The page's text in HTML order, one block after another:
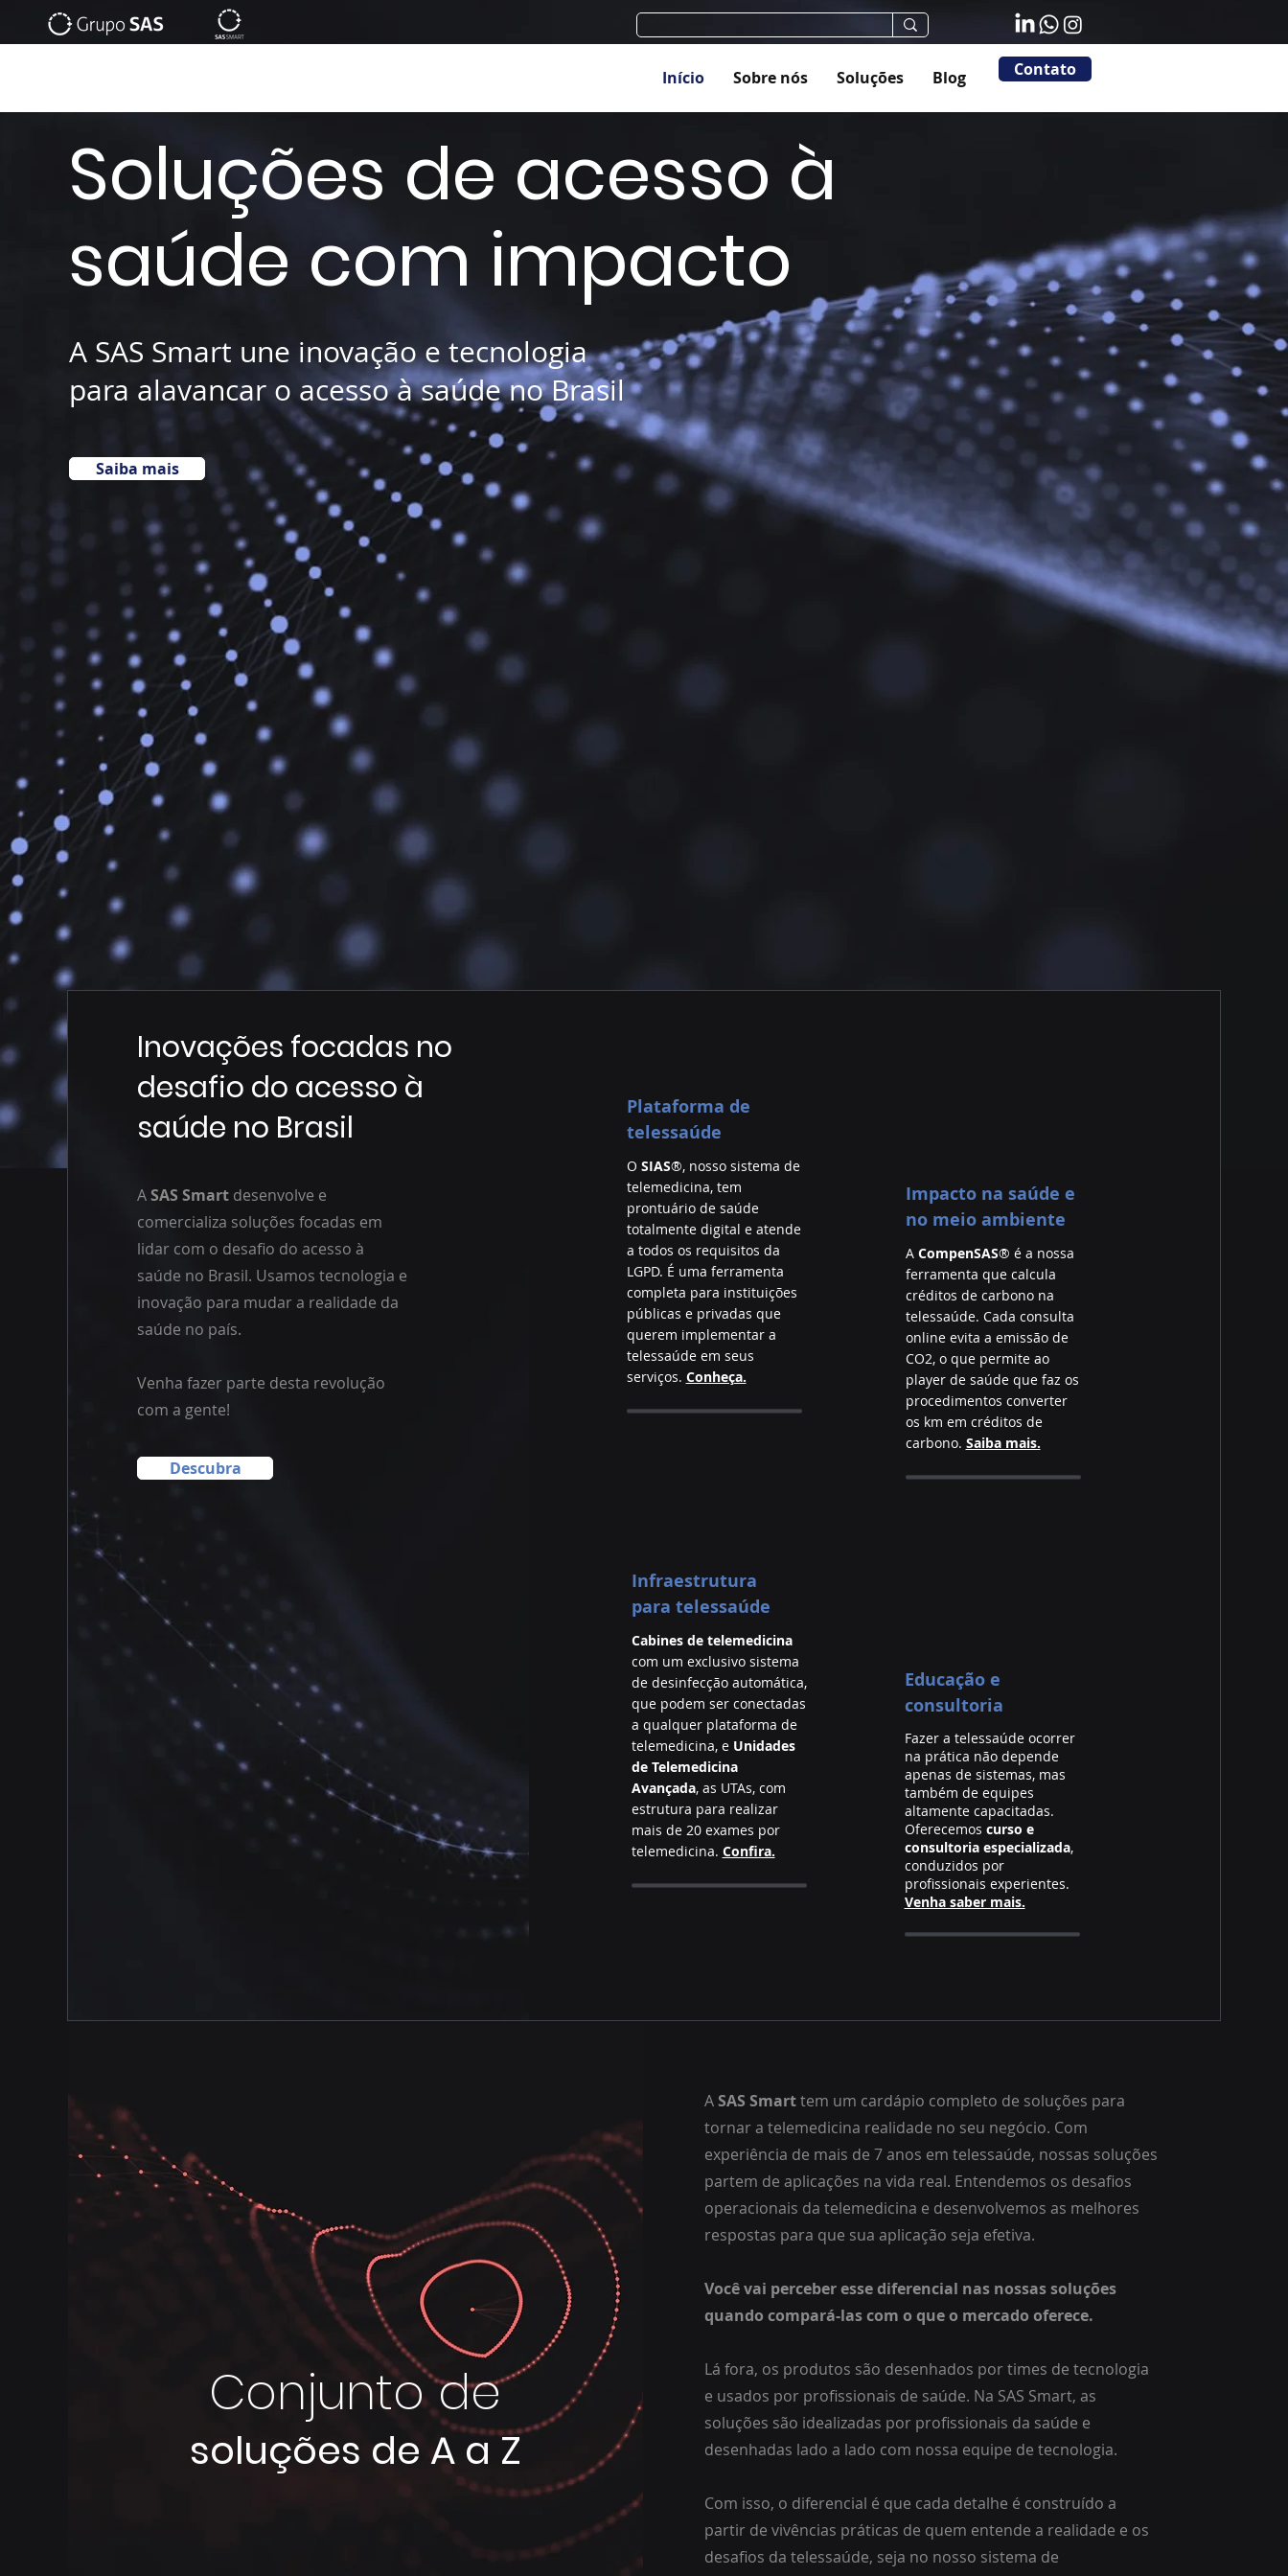
Início Sobre nós Soluções Blog Contato
Soluções de acesso à
saúde com impacto
A SAS Smart une inovação e tecnologia
para alavancar o acesso à saúde no Brasil
Saiba mais
Inovações focadas no
desafio do acesso à
saúde no Brasil
ASAS Smart desenvolve e
comercializa soluções focadas em
lidar com o desafio do acesso à
saúde no Brasil. Usamos tecnologia e
inovação para mudar a realidade da
saúde no país.
Venha fazer parte desta revolução
com a gente!
Descubra
Plataforma de
telessaúde
O SIAS®, nosso sistema de
telemedicina, tem
prontuário de saúde
totalmente digital e atende
a todos os requisitos da
LGPD. É uma ferramenta
completa para instituições
públicas e privadas que
querem implementar a
telessaúde em seus
serviços. Conheça.
Infraestrutura
para telessaúde
Cabines de telemedicina
com um exclusivo sistema
de desinfecção automática,
que podem ser conectadas
a qualquer plataforma de
telemedicina, e Unidades
de Telemedicina
Avançada, as UTAs, com
estrutura para realizar
mais de 20 exames por
telemedicina. Confira.
Impacto na saúde e
no meio ambiente
A CompenSAS® é a nossa
ferramenta que calcula
créditos de carbono na
telessaúde. Cada consulta
online evita a emissão de
CO2, o que permite ao
player de saúde que faz os
procedimentos converter
os km em créditos de
carbono. Saiba mais.
Educação e
consultoria
Fazer a telessaúde ocorrer
na prática não depende
apenas de sistemas, mas
também de equipes
altamente capacitadas.
Oferecemos curso e
consultoria especializada,
conduzidos por
profissionais experientes.
Venha saber mais.
Conjunto de
soluções de A a Z
ASAS Smarttem um cardápio completo de soluções para
tornar a telemedicina realidade no seu negócio. Com
experiência de mais de 7 anos em telessaúde, nossas soluções
partem de aplicações na vida real. Entendemos os desafios
operacionais da telemedicina e desenvolvemos as melhores
respostas para que sua aplicação seja efetiva.
Você vai perceber esse diferencial nas nossas soluções
quando compará-las com o que o mercado oferece.
Lá fora, os produtos são desenhados por times de tecnologia
e usados por profissionais de saúde. Na SAS Smart, as
soluções são idealizadas por profissionais da saúde e
desenhadas lado a lado com nossa equipe de tecnologia.
Com isso, o diferencial é que cada detalhe é construído a
partir de vivências práticas de quem entende a realidade e os
desafios da telessaúde, seja no nosso sistema de